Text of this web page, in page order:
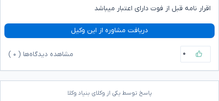
اقرار نامه قبل از فوت دارای اعتبار میباشد
دریافت مشاوره از این وکیل
۰ مشاهده دیدگاه‌ها ( ۰
پاسخ توسط یکی از وکلای بنیاد وکلا